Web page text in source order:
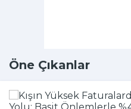
Öne Çıkanlar